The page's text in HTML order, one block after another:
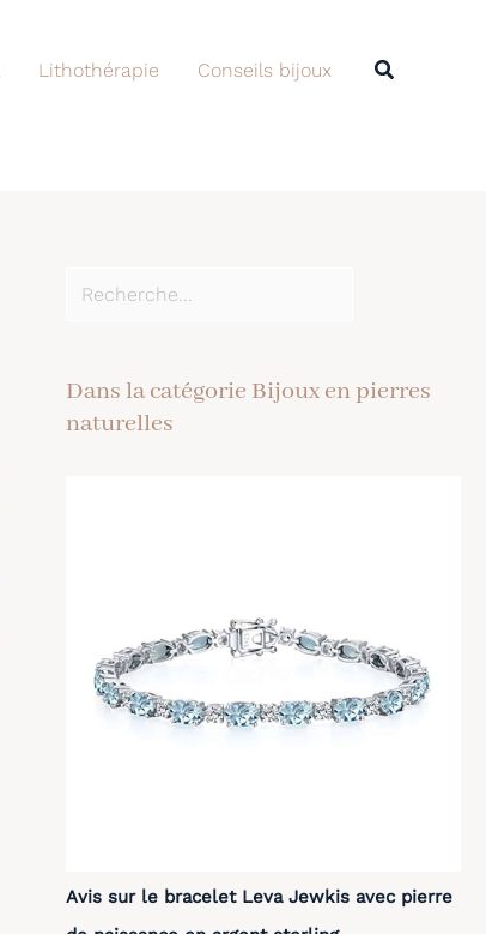
Lithothérapie Conseils bijoux
Dans la catégorie Bijoux en pierres
naturelles
Avis sur le bracelet Leva Jewkis avec pierre